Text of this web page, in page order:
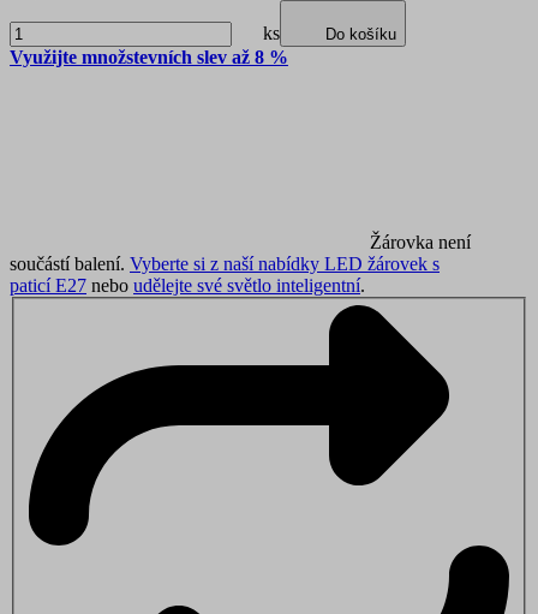
ks Do košíku
Využijte množstevních slev až 8 %
Žárovka není
součástí balení. Vyberte si z naší nabídky LED žárovek s
paticí E27 nebo udělejte své světlo inteligentní.